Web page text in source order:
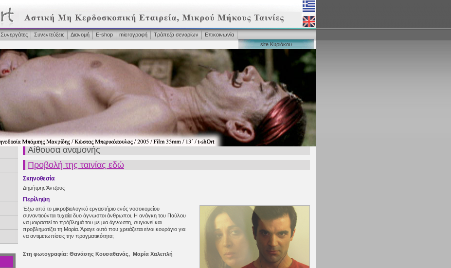
Συνεργάτες Συνεντεύξεις Διανομή Ε-shop microγραφή Τράπεζα σεναρίων
Επικοινωνία
site Κυριάκου
Αίθουσα αναμονής
Προβολή της ταινίας εδώ
Σκηνοθεσία
Δημήτρης Άντζους
Περίληψη
Έξω από το μικροβιολογικό εργαστήριο ενός νοσοκομείου
συναντιούνται τυχαία δυο άγνωστοι άνθρωποι. Η ανάγκη του Παύλου
να μοιραστεί το πρόβλημά του με μια άγνωστη, συγκινεί και
προβληματίζει τη Μαρία. Άραγε αυτό που χρειάζεται είναι κουράγιο για
να αντιμετωπίσεις την πραγματικότητα;
Στη φωτογραφία: Θανάσης Κουσαθανάς, Μαρία Χαλεπλή